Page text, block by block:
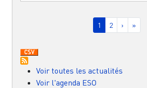
Page courante
1 Page
2 Page
› »
Voir toutes les actualités
Voir l'agenda ESO